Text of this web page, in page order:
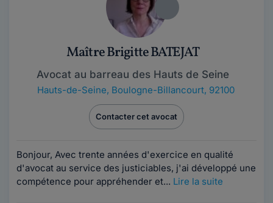
Maître Brigitte BATEJAT
Avocat au barreau des Hauts de Seine
Hauts-de-Seine, Boulogne-Billancourt, 92100
Contacter cet avocat
Bonjour, Avec trente années d'exercice en qualité
d'avocat au service des justiciables, j'ai développé une
compétence pour appréhender et... Lire la suite